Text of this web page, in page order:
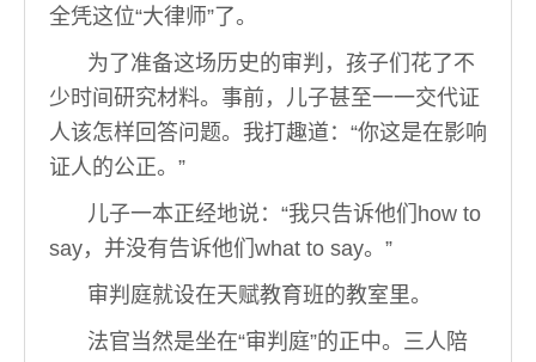
全凭这位“大律师”了。
为了准备这场历史的审判，孩子们花了不
少时间研究材料。事前，儿子甚至一一交代证
人该怎样回答问题。我打趣道：“你这是在影响
证人的公正。”
儿子一本正经地说：“我只告诉他们how to
say，并没有告诉他们what to say。”
审判庭就设在天赋教育班的教室里。
法官当然是坐在“审判庭”的正中。三人陪